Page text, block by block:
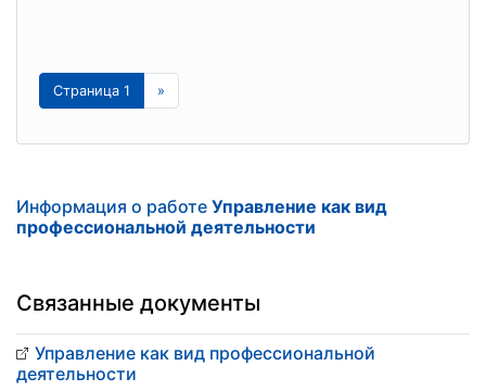
Страница 1 »
Информация о работе Управление как вид
профессиональной деятельности
Связанные документы
Управление как вид профессиональной
деятельности